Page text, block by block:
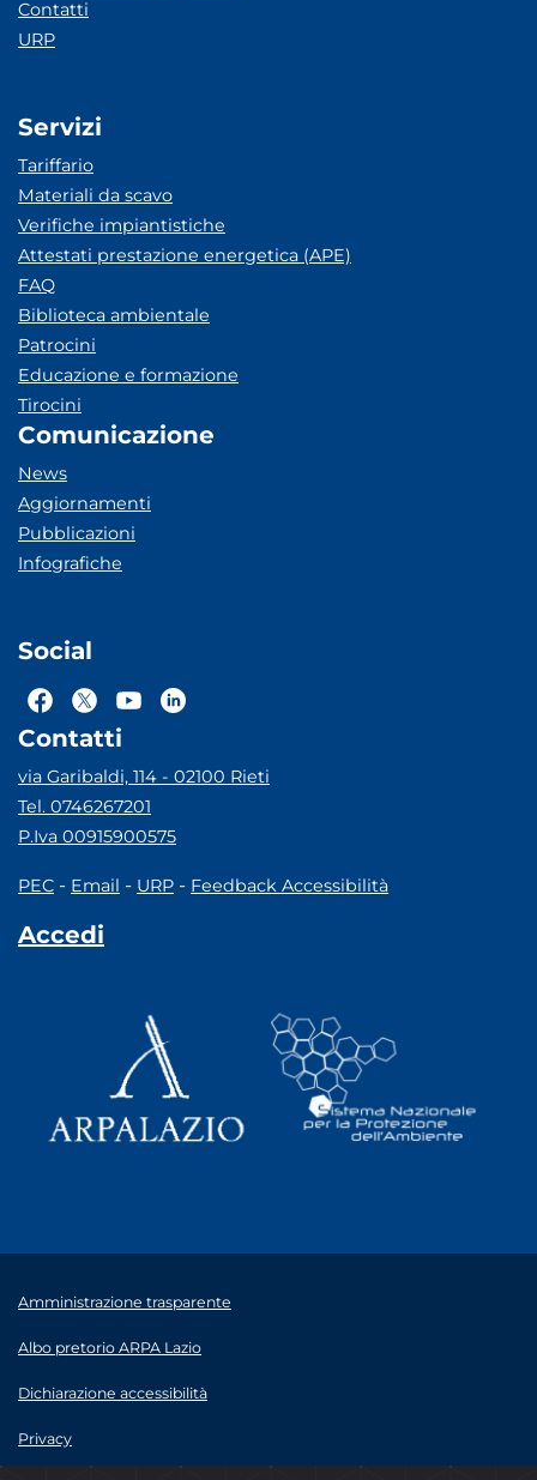
Contatti
URP
Servizi
Tariffario
Materiali da scavo
Verifiche impiantistiche
Attestati prestazione energetica (APE)
FAQ
Biblioteca ambientale
Patrocini
Educazione e formazione
Tirocini
Comunicazione
News
Aggiornamenti
Pubblicazioni
Infografiche
Social
Contatti
via Garibaldi, 114 - 02100 Rieti
Tel. 0746267201
P.Iva 00915900575
PEC - Email - URP - Feedback Accessibilità
Accedi
Amministrazione trasparente
Albo pretorio ARPA Lazio
Dichiarazione accessibilità
Privacy